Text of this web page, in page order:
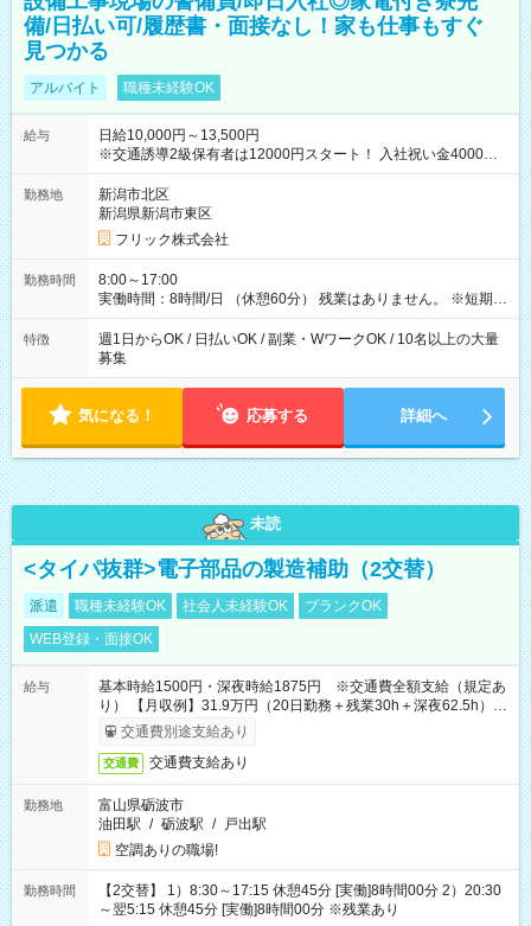
備/日払い可/履歴書・面接なし！家も仕事もすぐ
見つかる
アルバイト 職種未経験OK
給与
日給10,000円～13,500円
※交通誘導2級保有者は12000円スタート！ 入社祝い金4000円
【試用期間】試用期間なし
勤務地
新潟市北区
新潟県新潟市東区
フリック株式会社
勤務時間
8:00～17:00
実働時間：8時間/日 （休憩60分） 残業はありません。 ※短期の
募集は行っておりません。予めご了承くださいませ。
特徴
週1日からOK / 日払いOK / 副業・WワークOK / 10名以上の大量
募集
気になる！ 応募する 詳細へ
未読
<タイパ抜群>電子部品の製造補助（2交替）
派遣 職種未経験OK 社会人未経験OK
ブランクOK
WEB登録・面接OK
給与
基本時給1500円・深夜時給1875円 ※交通費全額支給（規定あ
り） 【月収例】31.9万円（20日勤務＋残業30h＋深夜62.5h）
※7ヶ月目以降は基本時給1450円となります。
交通費別途支給あり
交通費 交通費支給あり
勤務地
富山県砺波市
油田駅 / 砺波駅 / 戸出駅
空調ありの職場!
勤務時間
【2交替】 1）8:30～17:15 休憩45分 [実働]8時間00分 2）20:30
～翌5:15 休憩45分 [実働]8時間00分 ※残業あり